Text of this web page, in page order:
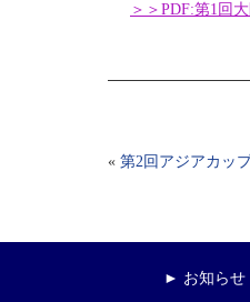
＞＞PDF:第1回
« 第2回アジアカッ
► お知らせ